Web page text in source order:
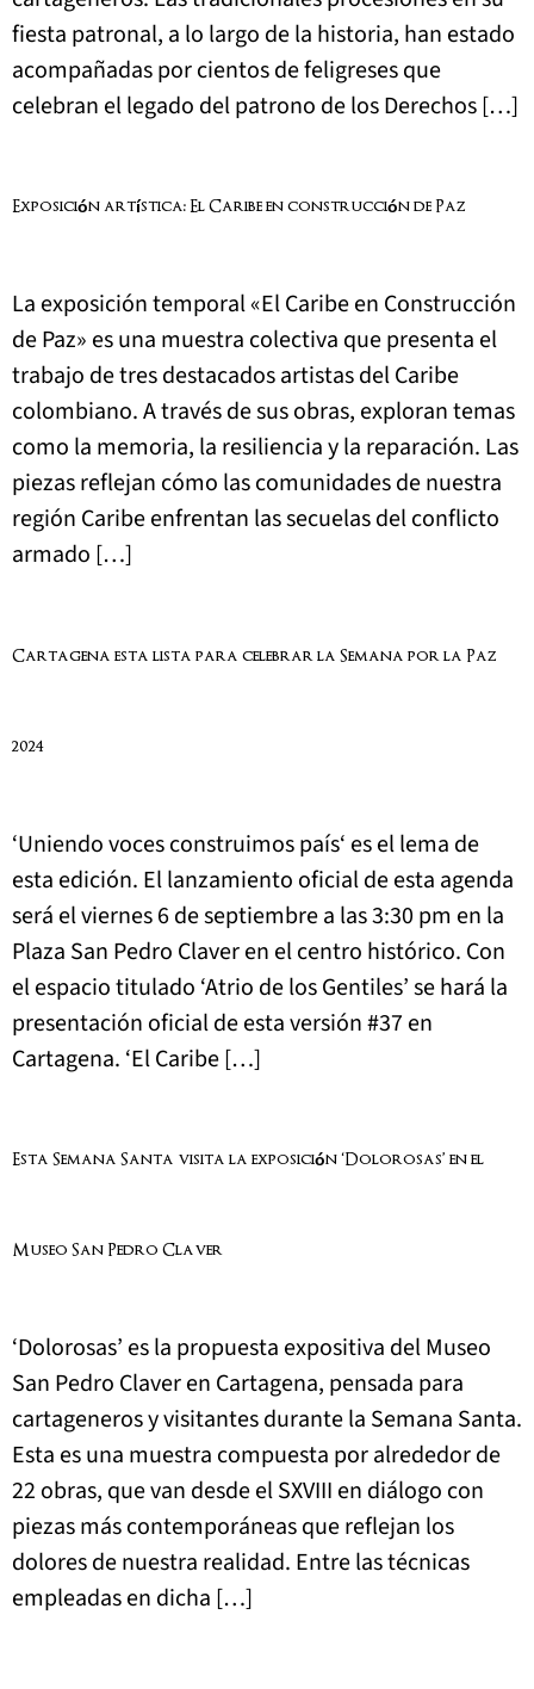
fiesta patronal, a lo largo de la historia, han estado
acompañadas por cientos de feligreses que
celebran el legado del patrono de los Derechos […]
Exposición artística: El Caribe en construcción de Paz
La exposición temporal «El Caribe en Construcción
de Paz» es una muestra colectiva que presenta el
trabajo de tres destacados artistas del Caribe
colombiano. A través de sus obras, exploran temas
como la memoria, la resiliencia y la reparación. Las
piezas reflejan cómo las comunidades de nuestra
región Caribe enfrentan las secuelas del conflicto
armado […]
Cartagena está lista para celebrar la Semana por la Paz
2024
‘Uniendo voces construimos país‘ es el lema de
esta edición. El lanzamiento oficial de esta agenda
será el viernes 6 de septiembre a las 3:30 pm en la
Plaza San Pedro Claver en el centro histórico. Con
el espacio titulado ‘Atrio de los Gentiles’ se hará la
presentación oficial de esta versión #37 en
Cartagena. ‘El Caribe […]
Esta Semana Santa visita la exposición ‘Dolorosas’ en el
Museo San Pedro Claver
‘Dolorosas’ es la propuesta expositiva del Museo
San Pedro Claver en Cartagena, pensada para
cartageneros y visitantes durante la Semana Santa.
Esta es una muestra compuesta por alrededor de
22 obras, que van desde el SXVIII en diálogo con
piezas más contemporáneas que reflejan los
dolores de nuestra realidad. Entre las técnicas
empleadas en dicha […]